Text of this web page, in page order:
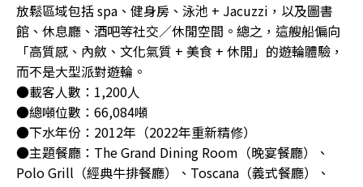
放鬆區域包括 spa、健身房、泳池 + Jacuzzi，以及圖書
館、休息廳、酒吧等社交／休閒空間。總之，這艘船偏向
「高質感、內斂、文化氣質 + 美食 + 休閒」的遊輪體驗，
而不是大型派對遊輪。
●載客人數：1,200人
●總噸位數：66,084噸
●下水年份：2012年（2022年重新精修）
●主題餐廳：The Grand Dining Room（晚宴餐廳）、
Polo Grill（經典牛排餐廳）、Toscana（義式餐廳）、